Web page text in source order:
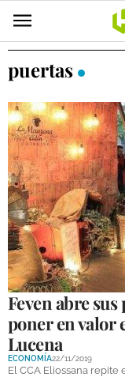
POLÍTICA
ELECCIONES
SUCESOS
ECONOMÍA
DESARROLLO
LUCENA
OCIO
COFRADÍAS
DEPORTES
puertas
Feven abre
poner en valor
Lucena
ECONOMÍA22/11/2019
El CCA Eliossana